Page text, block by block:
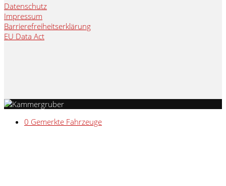
Datenschutz
Impressum
Barrierefreiheitserklärung
EU Data Act
0 Gemerkte Fahrzeuge